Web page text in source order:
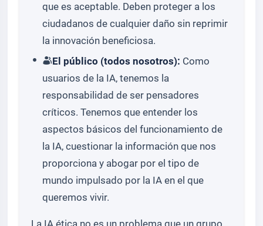
que es aceptable. Deben proteger a los
ciudadanos de cualquier daño sin reprimir
la innovación beneficiosa.
El público (todos nosotros): Como
usuarios de la IA, tenemos la
responsabilidad de ser pensadores
críticos. Tenemos que entender los
aspectos básicos del funcionamiento de
la IA, cuestionar la información que nos
proporciona y abogar por el tipo de
mundo impulsado por la IA en el que
queremos vivir.
La IA ética no es un problema que un grupo